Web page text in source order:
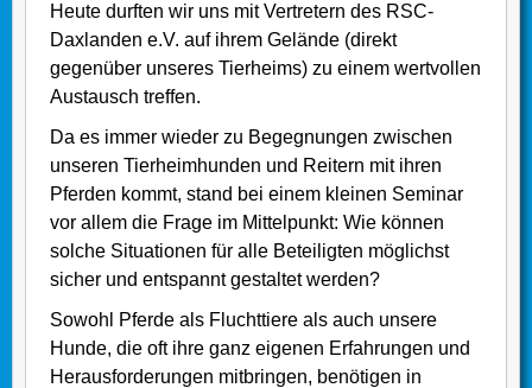
Heute durften wir uns mit Vertretern des RSC-
Daxlanden e.V. auf ihrem Gelände (direkt
gegenüber unseres Tierheims) zu einem wertvollen
Austausch treffen.
Da es immer wieder zu Begegnungen zwischen
unseren Tierheimhunden und Reitern mit ihren
Pferden kommt, stand bei einem kleinen Seminar
vor allem die Frage im Mittelpunkt: Wie können
solche Situationen für alle Beteiligten möglichst
sicher und entspannt gestaltet werden?
Sowohl Pferde als Fluchttiere als auch unsere
Hunde, die oft ihre ganz eigenen Erfahrungen und
Herausforderungen mitbringen, benötigen in